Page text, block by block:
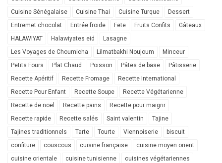
Cuisine Sénégalaise
Cuisine Thai Cuisine Turque
Dessert
Entremet chocolat
Entrée froide Fete Fruits Confits
Gâteaux
HALAWIYAT
Halawiyates eid
Lasagne
Les Voyages de Choumicha
Lilmatbakhi Noujoum
Minceur
Petits Fours
Plat Chaud Poisson Pâtes de base
Pâtisserie
Recette Apéritif
Recette Fromage
Recette International
Recette Pour Enfant
Recette Soupe
Recette Végétarienne
Recette de noel
Recette pains
Recette pour maigrir
Recette rapide
Recette salés Saint valentin
Tajine
Tajines traditionnels
Tarte Tourte Viennoiserie
biscuit
confiture
couscous cuisine française
cuisine moyen orient
cuisine orientale
cuisine tunisienne
cuisines végétariennes